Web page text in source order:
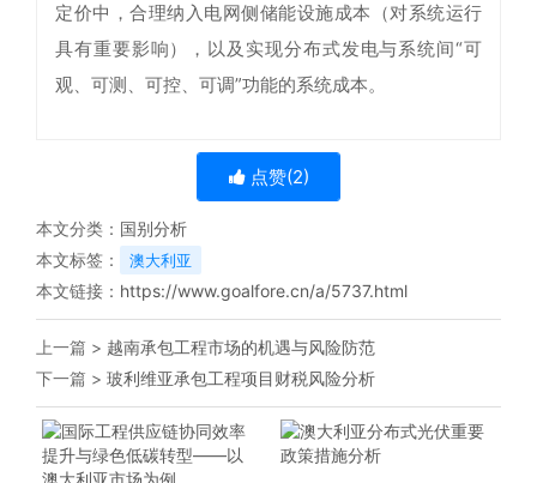
定价中，合理纳入电网侧储能设施成本（对系统运行
具有重要影响），以及实现分布式发电与系统间“可
观、可测、可控、可调”功能的系统成本。
点赞(2)
本文分类： 国别分析
本文标签：
澳大利亚
本文链接： https://www.goalfore.cn/a/5737.html
上一篇 > 越南承包工程市场的机遇与风险防范
下一篇 > 玻利维亚承包工程项目财税风险分析